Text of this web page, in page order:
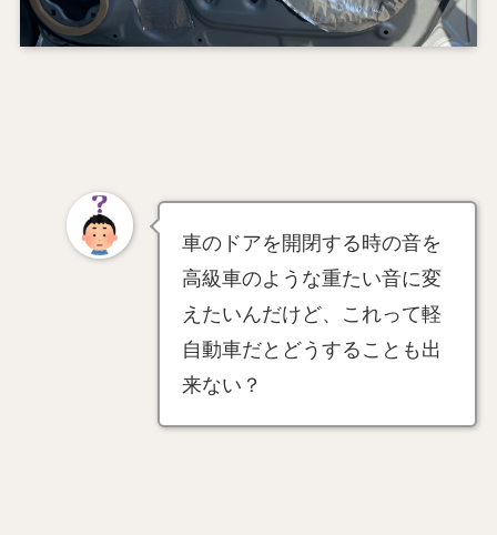
車のドアを開閉する時の音を
高級車のような重たい音に変
えたいんだけど、これって軽
自動車だとどうすることも出
来ない？